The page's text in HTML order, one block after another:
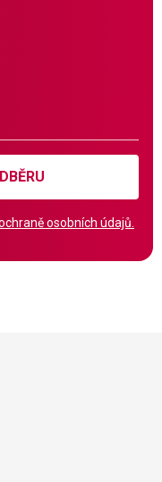
osobních údajů.